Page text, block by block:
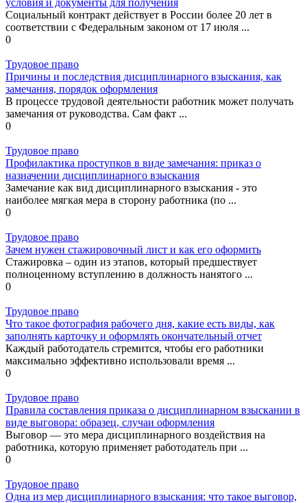
Социальный контракт действует в России более 20 лет в
соответствии с Федеральным законом от 17 июля ...
0
Трудовое право
Причины и последствия дисциплинарного взыскания, как
замечания, порядок оформления
В процессе трудовой деятельности работник может получать
замечания от руководства. Сам факт ...
0
Трудовое право
Профилактика проступков в виде замечания: приказ о
назначении дисциплинарного взыскания
Замечание как вид дисциплинарного взыскания - это
наиболее мягкая мера в сторону работника (по ...
0
Трудовое право
Зачем нужен стажировочный лист и как его оформить
Стажировка – один из этапов, который предшествует
полноценному вступлению в должность нанятого ...
0
Трудовое право
Что такое фотография рабочего дня, какие есть виды, как
заполнять карточку и оформлять окончательный отчет
Каждый работодатель стремится, чтобы его работники
максимально эффективно использовали время ...
0
Трудовое право
Правила составления приказа о дисциплинарном взыскании в
виде выговора: образец, случаи оформления
Выговор — это мера дисциплинарного воздействия на
работника, которую применяет работодатель при ...
0
Трудовое право
Одна из мер дисциплинарного взыскания: что такое выговор,